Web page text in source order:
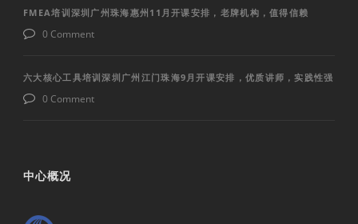
FMEA培训深圳广州珠海惠州11月开课安排，老牌机构，值得信赖
0 Comment
六大核心工具培训深圳广州江门珠海9月开课安排，优质讲师，实践性强
0 Comment
中心概况